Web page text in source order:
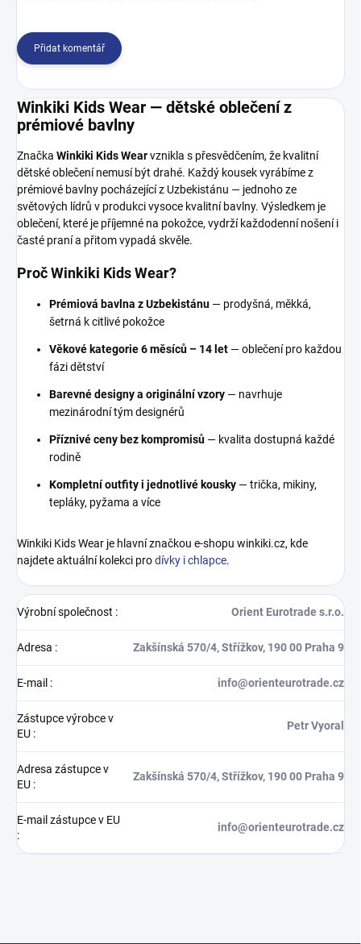
Přidat komentář
Winkiki Kids Wear — dětské oblečení z
prémiové bavlny
Značka Winkiki Kids Wearvznikla s přesvědčením, že kvalitní
dětské oblečení nemusí být drahé. Každý kousek vyrábíme z
prémiové bavlny pocházející z Uzbekistánu — jednoho ze
světových lídrů v produkci vysoce kvalitní bavlny. Výsledkem je
oblečení, které je příjemné na pokožce, vydrží každodenní nošení i
časté praní a přitom vypadá skvěle.
Proč Winkiki Kids Wear?
Prémiová bavlna z Uzbekistánu — prodyšná, měkká,
šetrná k citlivé pokožce
Věkové kategorie 6 měsíců – 14 let — oblečení pro každou
fázi dětství
Barevné designy a originální vzory — navrhuje
mezinárodní tým designérů
Příznivé ceny bez kompromisů — kvalita dostupná každé
rodině
Kompletní outfity i jednotlivé kousky — trička, mikiny,
tepláky, pyžama a více
Winkiki Kids Wear je hlavní značkou e-shopu winkiki.cz, kde
najdete aktuální kolekci prodívky i chlapce.
Výrobní společnost : Orient Eurotrade s.r.o.
Adresa : Zakšínská 570/4, Střížkov, 190 00 Praha 9
E-mail : info@orienteurotrade.cz
Zástupce výrobce v
EU :
Petr Vyoral
Adresa zástupce v
EU :
Zakšínská 570/4, Střížkov, 190 00 Praha 9
E-mail zástupce v EU
:
info@orienteurotrade.cz